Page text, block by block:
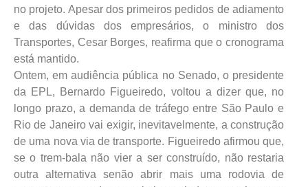
no projeto. Apesar dos primeiros pedidos de adiamento
e das dúvidas dos empresários, o ministro dos
Transportes, Cesar Borges, reafirma que o cronograma
está mantido.
Ontem, em audiência pública no Senado, o presidente
da EPL, Bernardo Figueiredo, voltou a dizer que, no
longo prazo, a demanda de tráfego entre São Paulo e
Rio de Janeiro vai exigir, inevitavelmente, a construção
de uma nova via de transporte. Figueiredo afirmou que,
se o trem-bala não vier a ser construído, não restaria
outra alternativa senão abrir mais uma rodovia de